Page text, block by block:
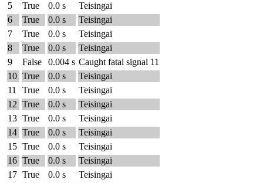
5
True 0.0 s
Teisingai
6
True 0.0 s
Teisingai
7
True 0.0 s
Teisingai
8
True 0.0 s
Teisingai
9
False 0.004 s Caught fatal signal 11
10 True 0.0 s
Teisingai
11
True 0.0 s
Teisingai
12 True 0.0 s
Teisingai
13 True 0.0 s
Teisingai
14 True 0.0 s
Teisingai
15 True 0.0 s
Teisingai
16 True 0.0 s
Teisingai
17 True 0.0 s
Teisingai